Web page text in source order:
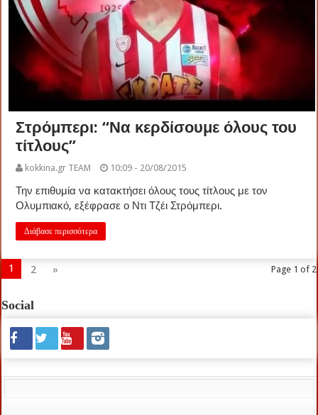
Στρόμπερι: “Να κερδίσουμε όλους του
τίτλους”
kokkina.gr TEAM 10:09 - 20/08/2015
Την επιθυμία να κατακτήσει όλους τους τίτλους με τον
Ολυμπιακό, εξέφρασε ο Ντι Τζέι Στρόμπερι.
Διάβασε περισσότερα
Page 1 of 2
1 2 »
Social